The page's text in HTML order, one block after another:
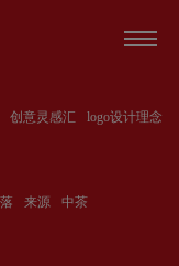
创意灵感汇
logo设计理念
来源 中茶